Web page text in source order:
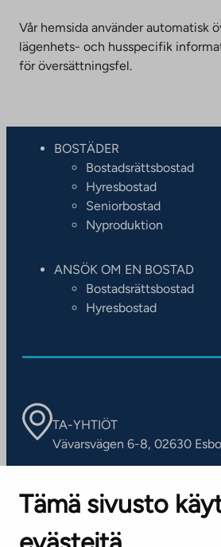
Tämä sivusto
Vår hemsida använder automatisk
lägenhets- och husspecifik
för översättningsfel.
BOSTÄDER
Bostadsrättsbostad
Hyresbostad
Seniorbostad
Nyproduktion
ANSÖK OM EN BOSTAD
Bostadsrättsbostad
Hyresbostad
TA-YHTIÖT
Vävarsvägen 6-8, 02630 Esbo
Kontaktinformation